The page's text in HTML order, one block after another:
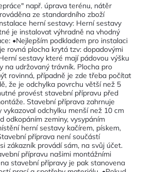
např. úprava terénu, nátěr
ze standardního zboží
herní sestavy: Herní sestavy
je instalovat výhradně na vhodný
•Nejlepším podkladem pro instalaci
rovná plocha krytá tzv: dopadovými
sestavy které mají pádovou výšku
na udržovaný trávník. Plocha pro
rovinná, případně je zde třeba počítat
že je odchylka povrchu větší než 5
provést stavební přípravu před
Stavební příprava zahrnuje
odchylku menší než 10 cm
odkopáním zeminy, vysypáním
herní sestavy kačírem, pískem,
příprava není součástí
zákazník provádí sám, na svůj účet.
přípravu našimi montážními
stavební přípravy je pak stanovena